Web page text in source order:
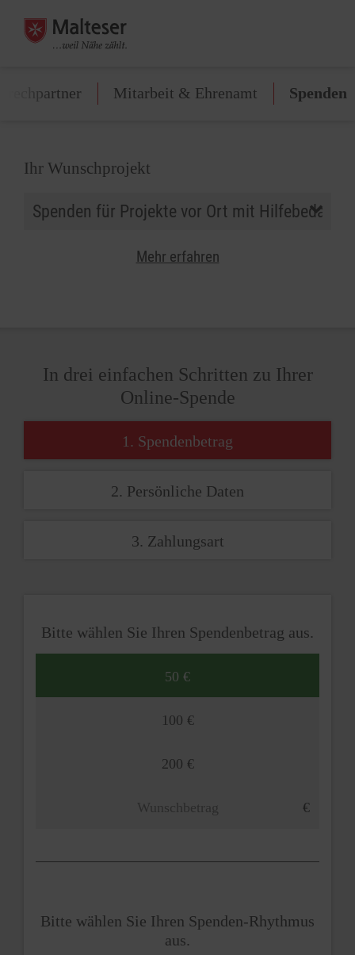
Mitarbeit & Ehrenamt Spenden
Ihr Wunschprojekt
Mehr erfahren
In drei einfachen Schritten zu Ihrer
Online-Spende
1. Spendenbetrag
2. Persönliche Daten
3. Zahlungsart
Bitte wählen Sie Ihren Spendenbetrag aus.
50 €
100 €
200 €
Bitte wählen Sie Ihren Spenden-Rhythmus
aus.